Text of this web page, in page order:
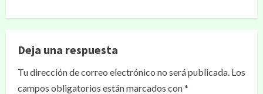
Deja una respuesta
Tu dirección de correo electrónico no será publicada. Los
campos obligatorios están marcados con*